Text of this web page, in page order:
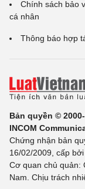
Chính sách bảo
cá nhân
Thông báo hợp
Bản quyền ©
INCOM
Chứng nhận bản
16/02/2009, cấp
Cơ quan chủ quản:
Nam. Chịu trách